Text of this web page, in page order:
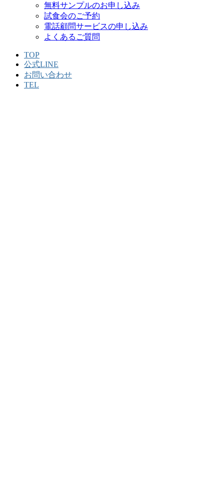
無料サンプルのお申し込み
試食会のご予約
電話顧問サービスの申し込み
よくあるご質問
TOP
公式LINE
お問い合わせ
TEL